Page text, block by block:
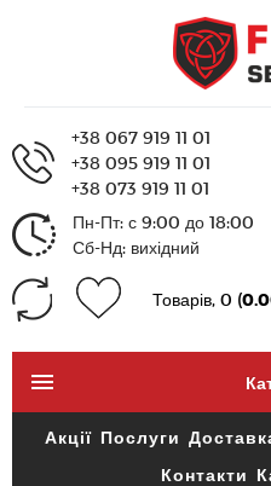
+38 067 919 11 01
+38 095 919 11 01
+38 073 919 11 01
Пн-Пт: с 9:00 до 18:00
Сб-Нд: вихідний
Товарів, 0 (
Акції Послуги
Контакти